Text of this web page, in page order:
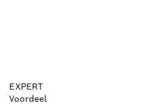
EXPERT
Voordeel